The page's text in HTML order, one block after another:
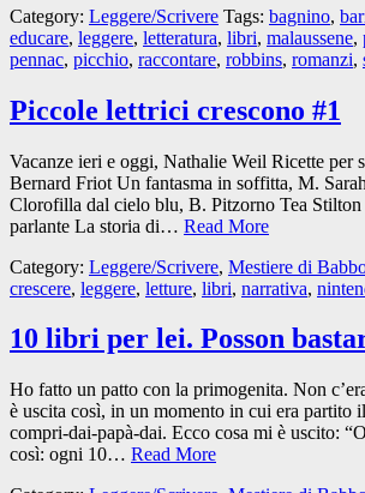
Category: Leggere/Scrivere Tags: bagnino,
educare, leggere, letteratura, libri, malaussene,
pennac, picchio, raccontare, robbins, romanzi,
Piccole lettrici crescono #1
Vacanze ieri e oggi, Nathalie Weil Ricette per
Bernard Friot Un fantasma in soffitta, M.
Clorofilla dal cielo blu, B. Pitzorno Tea Stilton
parlante La storia di… Read More
Category: Leggere/Scrivere, Mestiere di
crescere, leggere, letture, libri, narrativa,
10 libri per lei. Posson
Ho fatto un patto con la primogenita. Non
è uscita così, in un momento in cui era partito
compri-dai-papà-dai. Ecco cosa mi è uscito:
così: ogni 10… Read More